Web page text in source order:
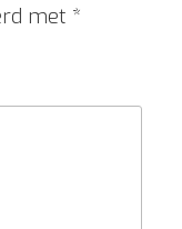
met *